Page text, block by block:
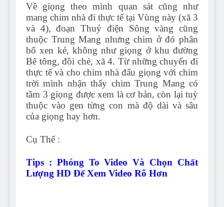
Về giọng theo mình quan sát cũng như
mang chim nhà đi thực tế tại Vùng này (xã 3
và 4), đoạn Thuỷ điện Sông vàng cũng
thuộc Trung Mang nhưng chim ở đó phân
bố xen kẻ, không như giọng ở khu đường
Bê tông, đồi chè, xã 4. Từ những chuyến đi
thực tế và cho chim nhà đấu giọng với chim
trời mình nhận thấy chim Trung Mang có
tầm 3 giọng được xem là cơ bản, còn lại tuỳ
thuộc vào gen từng con mà độ dài và sâu
của giọng hay hơn.
Cụ Thể :
Tips : Phóng To Video Và Chọn Chất
Lượng HD Để Xem Video Rõ Hơn